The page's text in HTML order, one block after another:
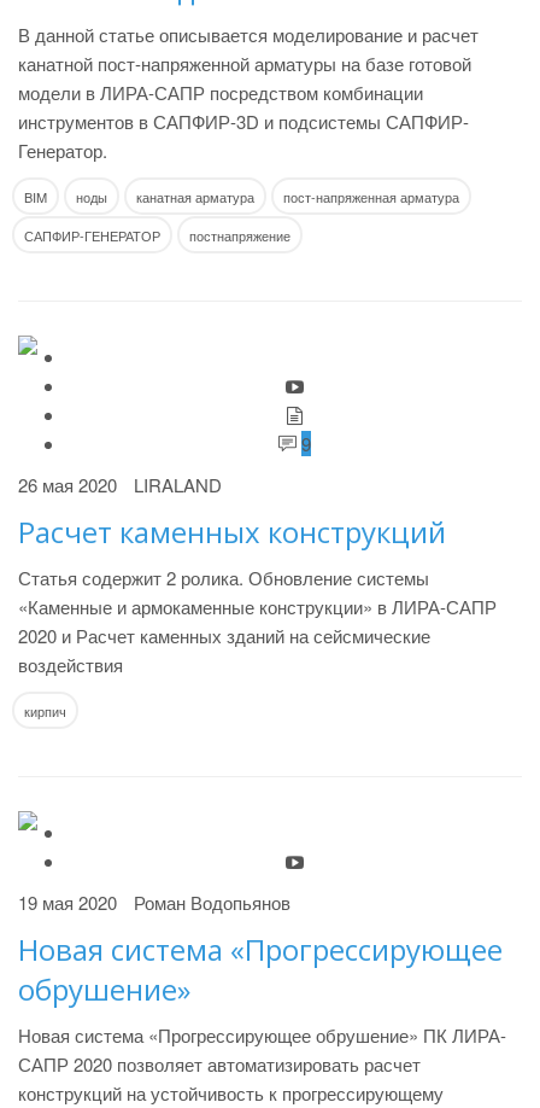
В данной статье описывается моделирование и расчет
канатной пост-напряженной арматуры на базе готовой
модели в ЛИРА-САПР посредством комбинации
инструментов в САПФИР-3D и подсистемы САПФИР-
Генератор.
BIM ноды канатная арматура
пост-напряженная арматура
САПФИР-ГЕНЕРАТОР
постнапряжение
9
26 мая 2020
LIRALAND
Расчет каменных конструкций
Статья содержит 2 ролика. Обновление системы
«Каменные и армокаменные конструкции» в ЛИРА-САПР
2020 и Расчет каменных зданий на сейсмические
воздействия
кирпич
19 мая 2020 Роман Водопьянов
Новая система «Прогрессирующее
обрушение»
Новая система «Прогрессирующее обрушение» ПК ЛИРА-
САПР 2020 позволяет автоматизировать расчет
конструкций на устойчивость к прогрессирующему